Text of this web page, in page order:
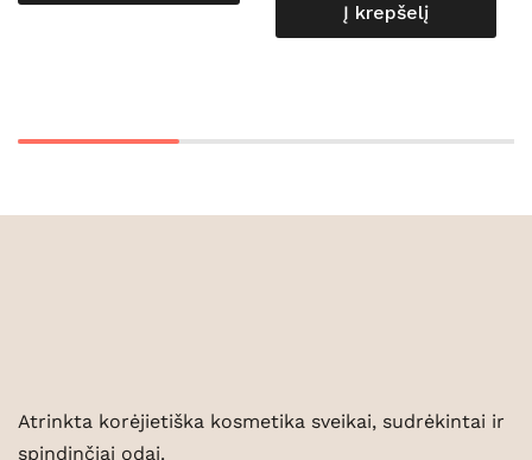
Į krepšelį
Atrinkta korėjietiška kosmetika sveikai, sudrėkintai ir
spindinčiai odai.